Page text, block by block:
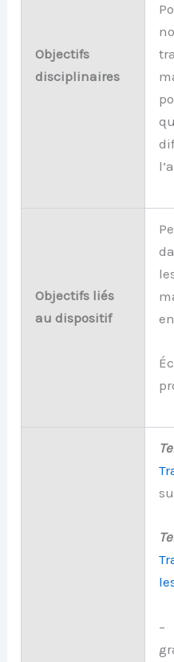
Objectifs
disciplinaires
Objectifs liés
au dispositif
–